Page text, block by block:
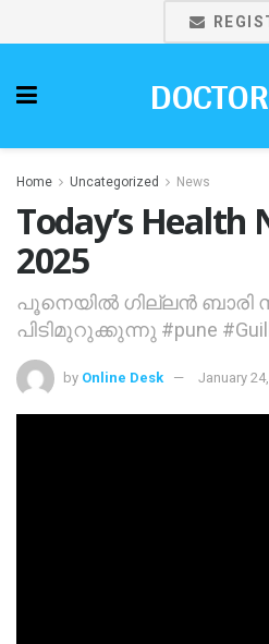
Home Uncategorized News
Today’s Health
2025
പൂനെയില്‍ ഗില്ലൻ ബാരി
പിടിമുറുക്കുന്നു #pune
by Online Desk January